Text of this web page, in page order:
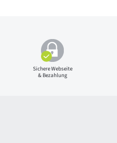
Sichere Webseite
& Bezahlung